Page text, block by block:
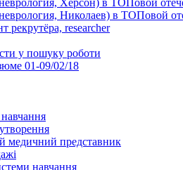
Херсон) в ТОПовой
Николаев) в ТОПовой
рекрутёра, researcher
у пошуку роботи
01-09/02/18
медичний представник
навчання